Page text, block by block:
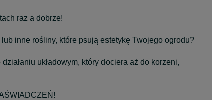
raz a dobrze!
inne rośliny, które psują estetykę Twojego ogrodu?
układowym, który dociera aż do korzeni,